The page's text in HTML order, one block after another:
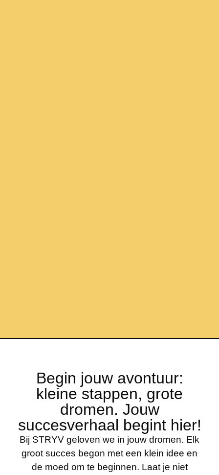
Begin jouw avontuur:
kleine stappen, grote
dromen. Jouw
succesverhaal begint hier!
Bij STRYV geloven we in jouw dromen. Elk
groot succes begon met een klein idee en
de moed om te beginnen. Laat je niet